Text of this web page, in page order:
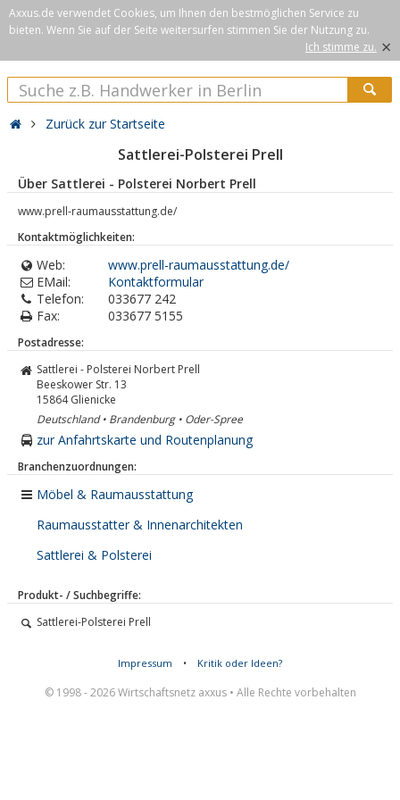
Axxus.de verwendet Cookies, um Ihnen den bestmöglichen Service zu
bieten. Wenn Sie auf der Seite weitersurfen stimmen Sie der Nutzung zu.
Ich stimme zu. ×
Zurück zur Startseite
Sattlerei-Polsterei Prell
Über Sattlerei - Polsterei Norbert Prell
www.prell-raumausstattung.de/
Kontaktmöglichkeiten:
Web:
www.prell-raumausstattung.de/
EMail:
Kontaktformular
Telefon:
033677 242
Fax:
033677 5155
Postadresse:
Sattlerei - Polsterei Norbert Prell
Beeskower Str. 13
15864 Glienicke
Deutschland • Brandenburg • Oder-Spree
zur Anfahrtskarte und Routenplanung
Branchenzuordnungen:
Möbel & Raumausstattung
Raumausstatter & Innenarchitekten
Sattlerei & Polsterei
Produkt- / Suchbegriffe:
Sattlerei-Polsterei Prell
Impressum • Kritik oder Ideen?
© 1998 - 2026 Wirtschaftsnetz axxus • Alle Rechte vorbehalten